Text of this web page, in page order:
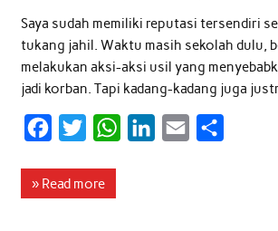
Saya sudah memiliki reputasi tersendiri
tukang jahil. Waktu masih sekolah dulu,
melakukan aksi-aksi usil yang
jadi korban. Tapi kadang-kadang juga
c
i
W
» Read more